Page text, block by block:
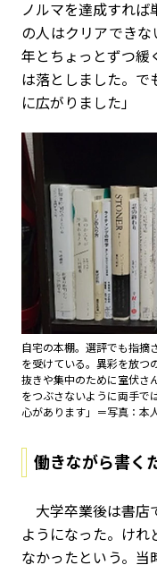
ノルマを達成すれ
の人はクリアでき
年とちょっとずつ緩
は落としました。
に広がりました」
自宅の本棚。選評でも指摘
を受けている。異彩を放つ
抜きや集中のために室伏さ
をつぶさないように両手で
心があります」＝写真：本
働きながら書く
大学卒業後は書店
ようになった。けれ
なかったという。当